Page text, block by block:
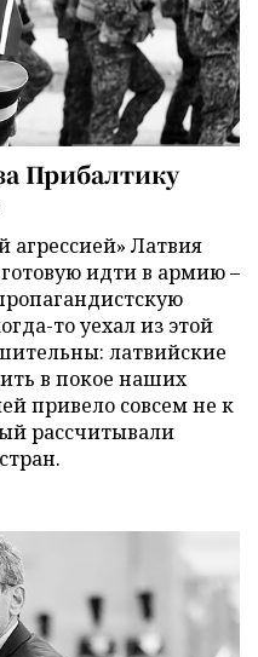
Прибалтику
агрессией» Латвия
идти в армию –
то уехал из этой
латвийские
в покое наших
привело совсем не к
рассчитывали